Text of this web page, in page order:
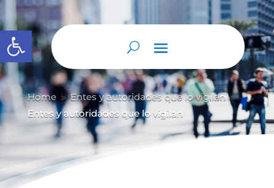
Abrir barra de herramientas
Home 9 Entes y autoridades que lo vigilan 9
Entes y autoridades que lo vigilan